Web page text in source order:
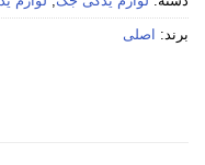
برند: اصلی